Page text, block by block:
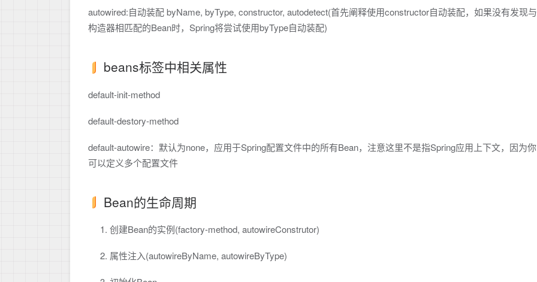
autowired:自动装配 byName, byType, constructor, autodetect(首先阐释使用constructor自动装配，如果没有发现与
构造器相匹配的Bean时，Spring将尝试使用byType自动装配)
beans标签中相关属性
default-init-method
default-destory-method
default-autowire：默认为none，应用于Spring配置文件中的所有Bean，注意这里不是指Spring应用上下文，因为你
可以定义多个配置文件
Bean的生命周期
创建Bean的实例(factory-method, autowireConstrutor)
属性注入(autowireByName, autowireByType)